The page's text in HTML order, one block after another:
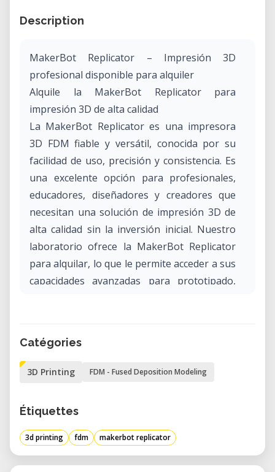
Description
MakerBot Replicator – Impresión 3D
profesional disponible para alquiler
Alquile la MakerBot Replicator para
impresión 3D de alta calidad
La MakerBot Replicator es una impresora
3D FDM fiable y versátil, conocida por su
facilidad de uso, precisión y consistencia. Es
una excelente opción para profesionales,
educadores, diseñadores y creadores que
necesitan una solución de impresión 3D de
alta calidad sin la inversión inicial. Nuestro
laboratorio ofrece la MakerBot Replicator
para alquilar, lo que le permite acceder a sus
capacidades avanzadas para prototipado,
• Impresiones de calidad profesional: Logre
superficies lisas y detalles finos.
intuitiva y la funcionalidad plug-and-play
facilitan la configuración y el
funcionamiento.
• Optimizada para filamento PLA: Diseñada
Catégories
3D Printing FDM - Fused Deposition Modeling
Étiquettes
3d printing fdm makerbot replicator